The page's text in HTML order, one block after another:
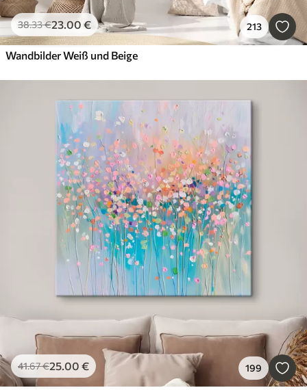
38.33€23.00 € 213
Wandbilder Weiß und Beige
41.67€25.00 € 199